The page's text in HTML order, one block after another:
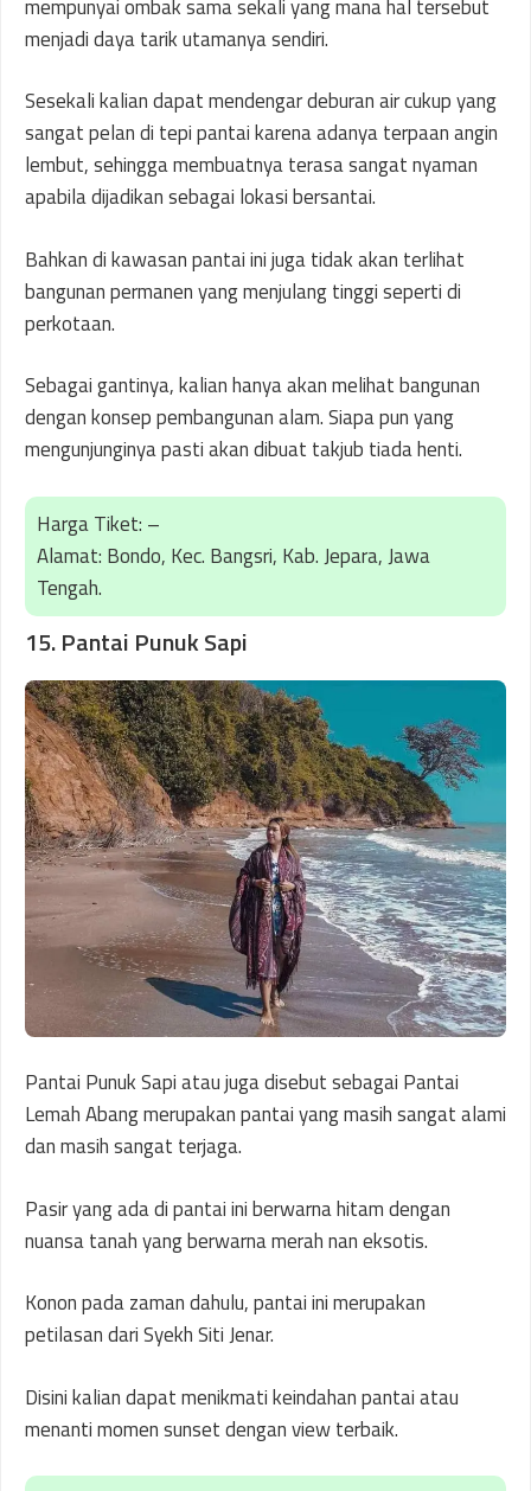
mempunyai ombak sama sekali yang mana hal tersebut
menjadi daya tarik utamanya sendiri.
Sesekali kalian dapat mendengar deburan air cukup yang
sangat pelan di tepi pantai karena adanya terpaan angin
lembut, sehingga membuatnya terasa sangat nyaman
apabila dijadikan sebagai lokasi bersantai.
Bahkan di kawasan pantai ini juga tidak akan terlihat
bangunan permanen yang menjulang tinggi seperti di
perkotaan.
Sebagai gantinya, kalian hanya akan melihat bangunan
dengan konsep pembangunan alam. Siapa pun yang
mengunjunginya pasti akan dibuat takjub tiada henti.
Harga Tiket: –
Alamat: Bondo, Kec. Bangsri, Kab. Jepara, Jawa
Tengah.
15. Pantai Punuk Sapi
Pantai Punuk Sapi atau juga disebut sebagai Pantai
Lemah Abang merupakan pantai yang masih sangat alami
dan masih sangat terjaga.
Pasir yang ada di pantai ini berwarna hitam dengan
nuansa tanah yang berwarna merah nan eksotis.
Konon pada zaman dahulu, pantai ini merupakan
petilasan dari Syekh Siti Jenar.
Disini kalian dapat menikmati keindahan pantai atau
menanti momen sunset dengan view terbaik.